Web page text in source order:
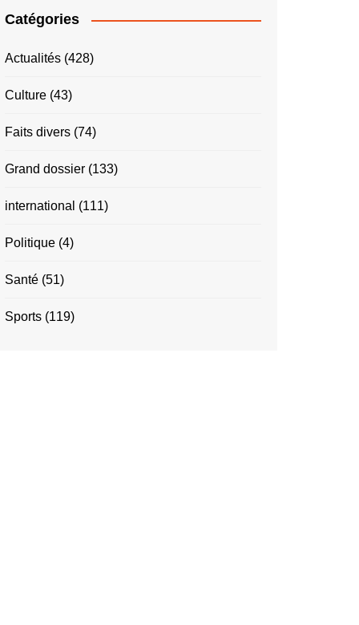
Catégories
Actualités (428)
Culture (43)
Faits divers (74)
Grand dossier (133)
international (111)
Politique (4)
Santé (51)
Sports (119)